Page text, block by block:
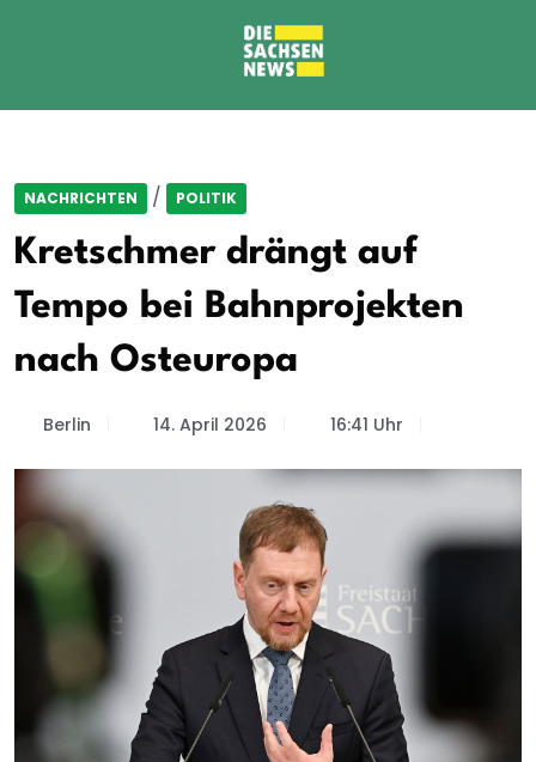
NACHRICHTEN / POLITIK
Kretschmer drängt auf
Tempo bei Bahnprojekten
nach Osteuropa
Berlin 14. April 2026 16:41 Uhr